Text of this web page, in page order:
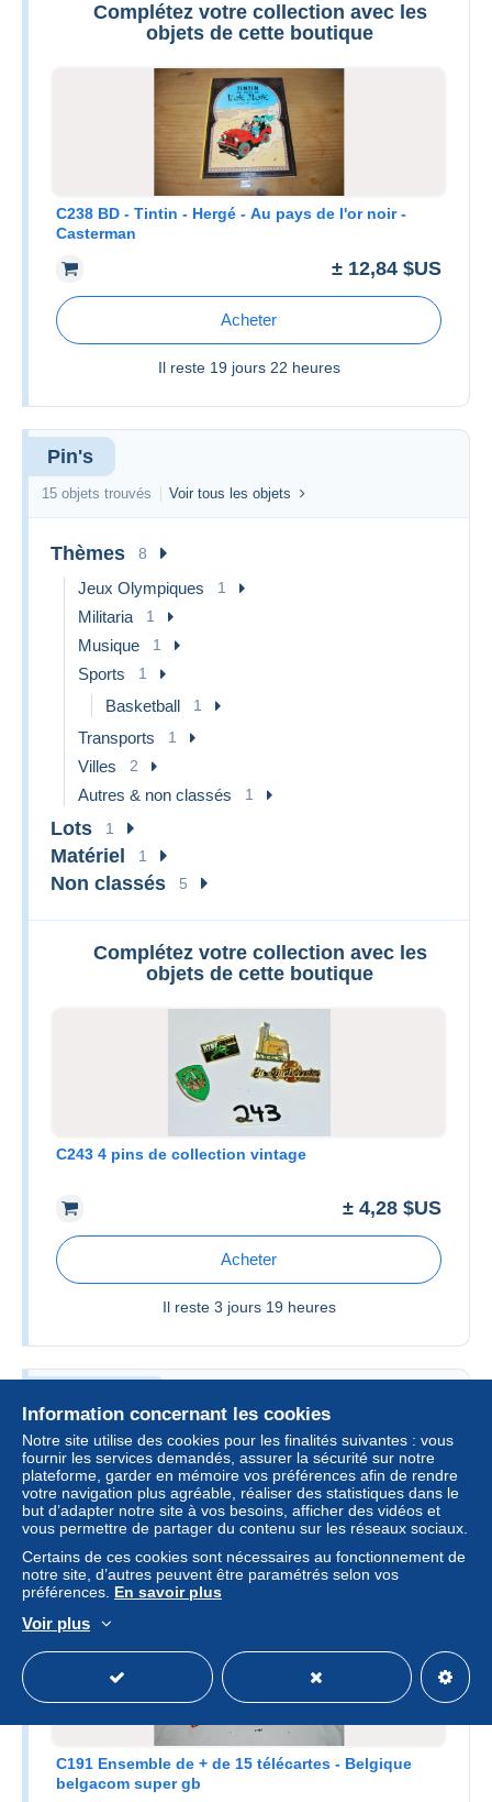
Complétez votre collection avec les
objets de cette boutique
C238 BD - Tintin - Hergé - Au pays de l'or noir -
Casterman
± 12,84 $US
Acheter
Il reste 19 jours 22 heures
Pin's
15 objets trouvés Voir tous les objets
Thèmes 8
Jeux Olympiques 1
Militaria 1
Musique 1
Sports 1
Basketball 1
Transports 1
Villes 2
Autres & non classés 1
Lots 1
Matériel 1
Non classés 5
Complétez votre collection avec les
objets de cette boutique
C243 4 pins de collection vintage
± 4,28 $US
Acheter
Il reste 3 jours 19 heures
1 objet trouvé Voir tous les objets
Non classés 1
Complétez votre collection avec les
objets de cette boutique
C191 Ensemble de + de 15 télécartes - Belgique
belgacom super gb
Information concernant les cookies
Notre site utilise des cookies pour les finalités suivantes : vous
fournir les services demandés, assurer la sécurité sur notre
plateforme, garder en mémoire vos préférences afin de rendre
votre navigation plus agréable, réaliser des statistiques dans le
but d’adapter notre site à vos besoins, afficher des vidéos et
vous permettre de partager du contenu sur les réseaux sociaux.
Certains de ces cookies sont nécessaires au fonctionnement de
notre site, d’autres peuvent être paramétrés selon vos
préférences. En savoir plus
Voir plus